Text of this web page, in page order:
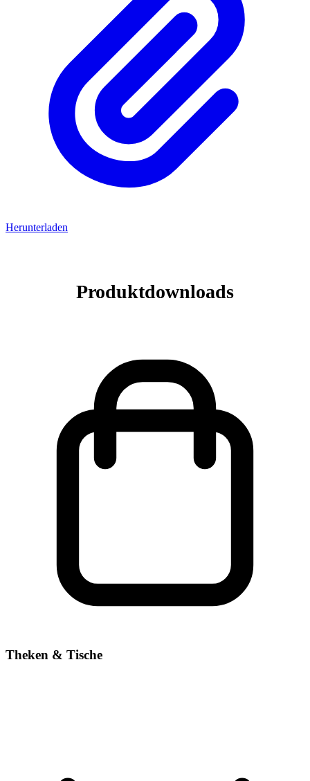
Herunterladen
Produktdownloads
Theken & Tische